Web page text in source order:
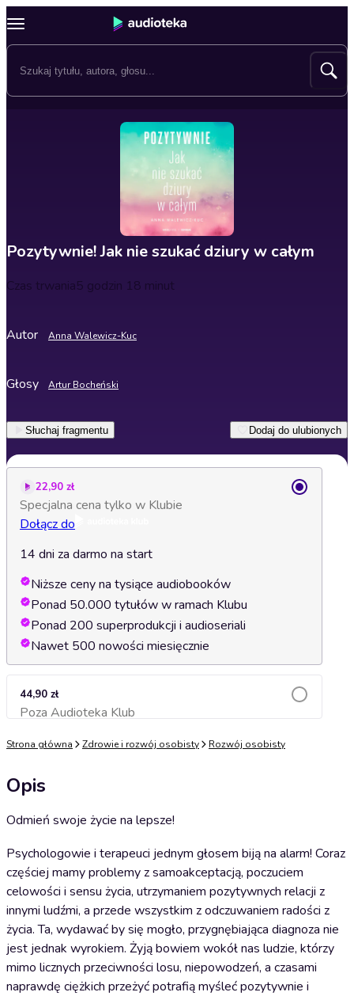
Pozytywnie! Jak nie szukać dziury w całym
Czas trwania5 godzin 18 minut
Autor Anna Walewicz-Kuc
Głosy Artur Bocheński
Słuchaj fragmentu Dodaj do ulubionych
22,90 zł
Specjalna cena tylko w Klubie
Dołącz do
14 dni za darmo na start
Niższe ceny na tysiące audiobooków
Ponad 50.000 tytułów w ramach Klubu
Ponad 200 superprodukcji i audioseriali
Nawet 500 nowości miesięcznie
44,90 zł
Poza Audioteka KlubDodaj do koszyka
Strona główna Zdrowie i rozwój osobisty Rozwój osobisty
Opis
Odmień swoje życie na lepsze!
Psychologowie i terapeuci jednym głosem biją na alarm! Coraz
częściej mamy problemy z samoakceptacją, poczuciem
celowości i sensu życia, utrzymaniem pozytywnych relacji z
innymi ludźmi, a przede wszystkim z odczuwaniem radości z
życia. Ta, wydawać by się mogło, przygnębiająca diagnoza nie
jest jednak wyrokiem. Żyją bowiem wokół nas ludzie, którzy
mimo licznych przeciwności losu, niepowodzeń, a czasami
naprawdę ciężkich przeżyć potrafią myśleć pozytywnie i